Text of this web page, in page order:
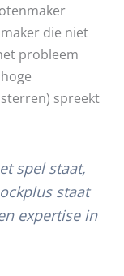
die niet
probleem
spreekt
spel staat,
staat
expertise in